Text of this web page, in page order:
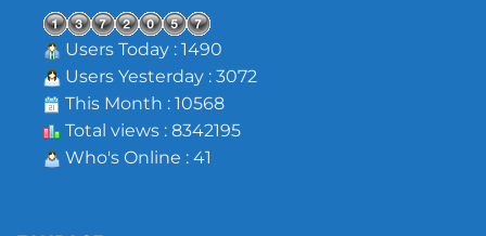
Users Today : 1490
Users Yesterday : 3072
This Month : 10568
Total views : 8342195
Who's Online : 41